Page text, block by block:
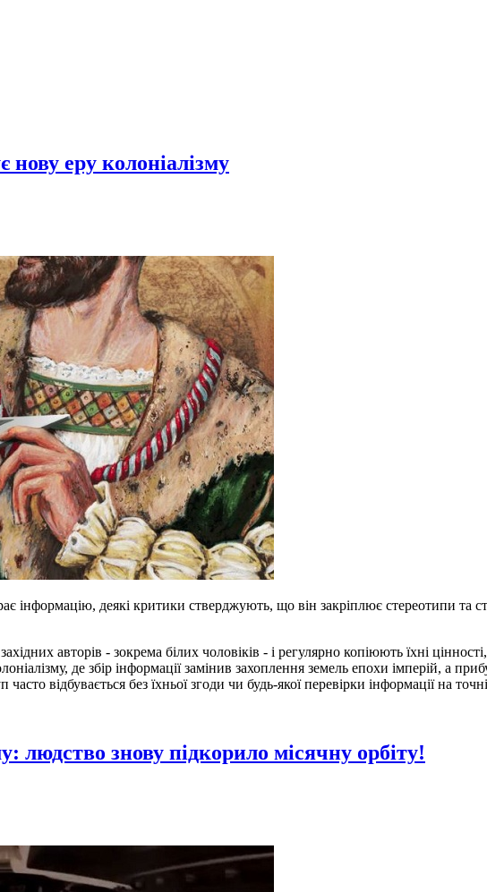
еру колоніалізму
інформацію, деякі критики стверджують, що він закріплює стереотипи та
авторів - зокрема білих чоловіків - і регулярно копіюють їхні
де збір інформації замінив захоплення земель епохи імперій, а
відбувається без їхньої згоди чи будь-якої перевірки інформації на
людство знову підкорило місячну орбіту!